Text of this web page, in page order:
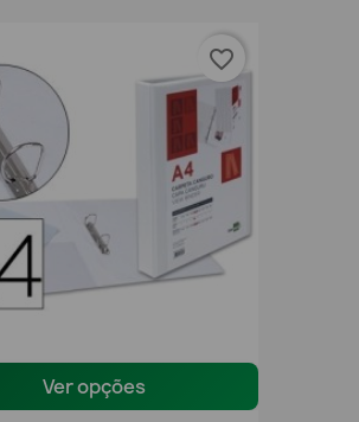
Ver opções
favorite_border